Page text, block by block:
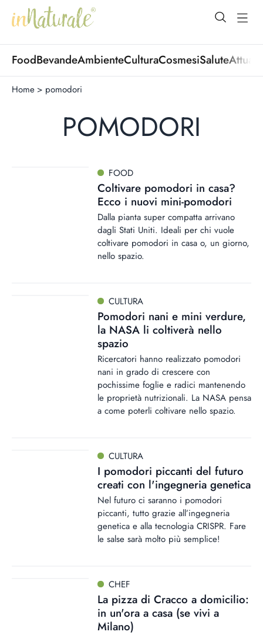
open
FoodBevandeAmbienteCulturaCosmesiSalute
Home > pomodori
POMODORI
FOOD
Coltivare pomodori in casa?
Ecco i nuovi mini-pomodori
Dalla pianta super compatta arrivano
dagli Stati Uniti. Ideali per chi vuole
coltivare pomodori in casa o, un giorno,
nello spazio.
CULTURA
Pomodori nani e mini verdure,
la NASA li coltiverà nello
spazio
Ricercatori hanno realizzato pomodori
nani in grado di crescere con
pochissime foglie e radici mantenendo
le proprietà nutrizionali. La NASA pensa
a come poterli coltivare nello spazio.
CULTURA
I pomodori piccanti del futuro
creati con l'ingegneria genetica
Nel futuro ci saranno i pomodori
piccanti, tutto grazie all’ingegneria
genetica e alla tecnologia CRISPR. Fare
le salse sarà molto più semplice!
CHEF
La pizza di Cracco a domicilio:
in un'ora a casa (se vivi a
Milano)